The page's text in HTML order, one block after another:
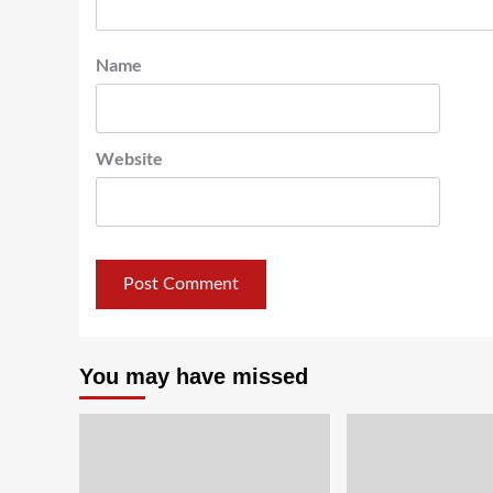
Name
Website
You may have missed